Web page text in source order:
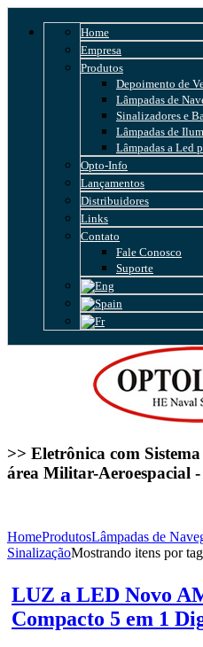
Home
Empresa
Produtos
Depoimento de
Lâmpadas de
Sinalizadores e
Lâmpadas de
Lâmpadas a Led
Opto-Info
Lançamentos
Distribuidores
Links
Contato
Fale Conosco
Suporte
>> Eletrônica com
área Militar-Aeroespacial
HomeProdutosLâmpadas de
SinalizaçãoMostrando itens por
LUZ a LED Novo
Compacto 5 em 1